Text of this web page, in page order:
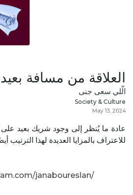
العلاقة من مسافة
الّلي سعى جنى
Society & Culture
May 13, 2024
عادة ما يُنظر إلى وجود شريك بعيد على
للاعتراف بالمزايا العديدة لهذا الترتيب
janaboureslan/